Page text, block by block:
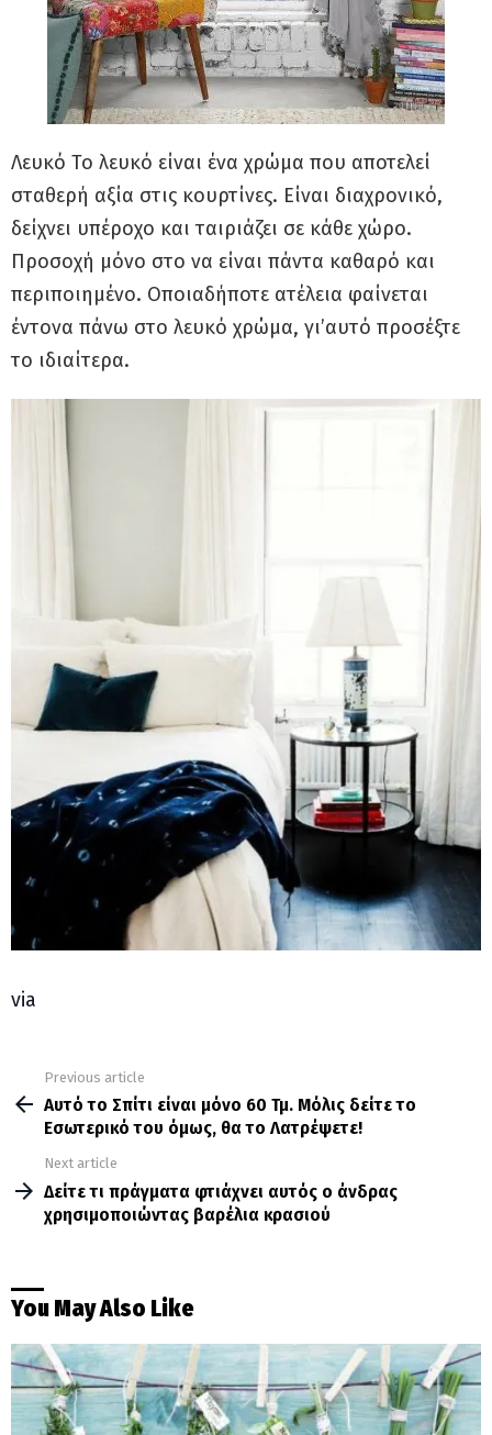
Λευκό Το λευκό είναι ένα χρώμα που αποτελεί
σταθερή αξία στις κουρτίνες. Είναι διαχρονικό,
δείχνει υπέροχο και ταιριάζει σε κάθε χώρο.
Προσοχή μόνο στο να είναι πάντα καθαρό και
περιποιημένο. Οποιαδήποτε ατέλεια φαίνεται
έντονα πάνω στο λευκό χρώμα, γι’αυτό προσέξτε
το ιδιαίτερα.
via
more
Previous article
Αυτό το Σπίτι είναι μόνο 60 Τμ. Μόλις δείτε το
Εσωτερικό του όμως, θα το Λατρέψετε!
Next article
Δείτε τι πράγματα φτιάχνει αυτός ο άνδρας
χρησιμοποιώντας βαρέλια κρασιού
You May Also Like